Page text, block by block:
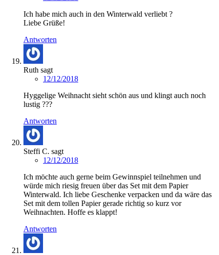
Ich habe mich auch in den Winterwald verliebt ?
Liebe Grüße!
Antworten
Ruth sagt
12/12/2018
Hyggelige Weihnacht sieht schön aus und klingt auch noch
lustig ???
Antworten
Steffi C. sagt
12/12/2018
Ich möchte auch gerne beim Gewinnspiel teilnehmen und
würde mich riesig freuen über das Set mit dem Papier
Winterwald. Ich liebe Geschenke verpacken und da wäre das
Set mit dem tollen Papier gerade richtig so kurz vor
Weihnachten. Hoffe es klappt!
Antworten